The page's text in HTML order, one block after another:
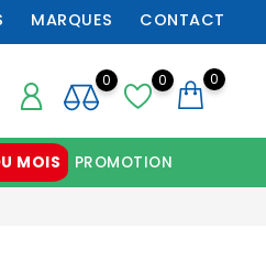
MARQUES CONTACT
0 0
0
MOIS PROMOTION